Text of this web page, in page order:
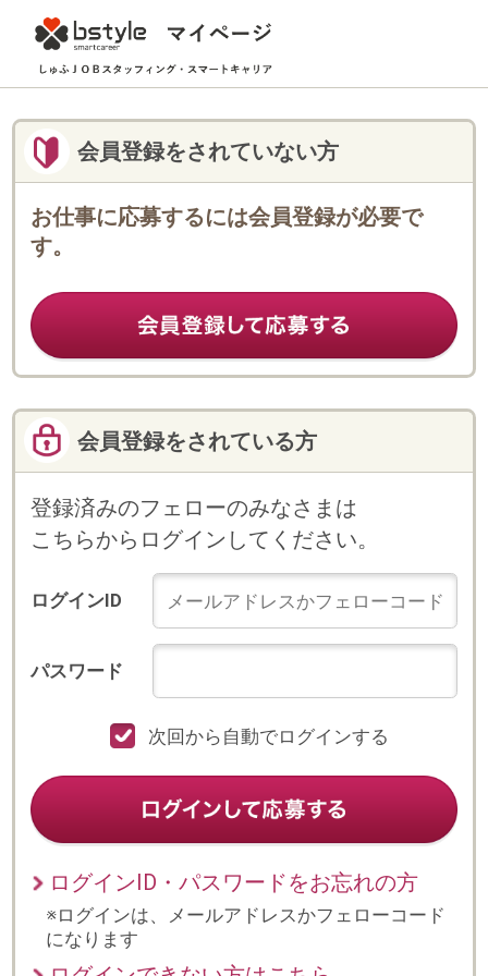
お仕事に応募するには会員登録が必要で
会員登録をされている方
登録済みのフェローのみなさまは
ログインID
次回から自動でログインする
ログインID・パスワードをお忘れの方
※ログインは、メールアドレスかフェローコード
になります
ログインできない方はこちら
プライバシーポリシー
© 2023 b-style smartcareer Inc.